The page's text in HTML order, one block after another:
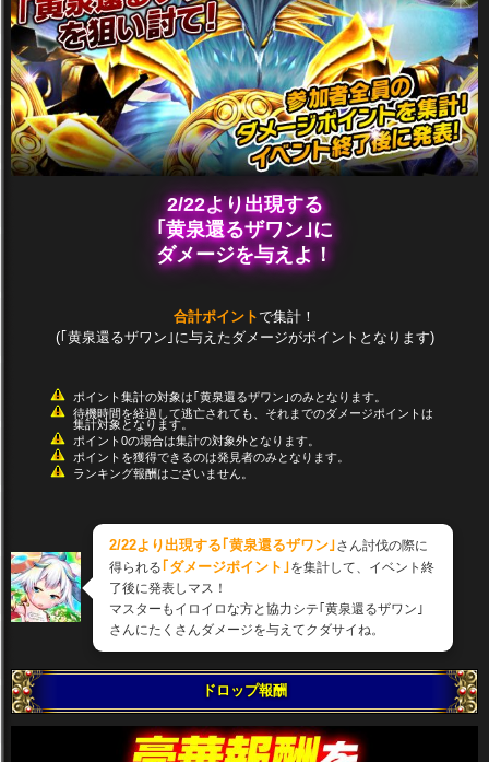
2/22より出現する
｢黄泉還るザワン｣に
ダメージを与えよ！
合計ポイントで集計！
(｢黄泉還るザワン｣に与えたダメージがポイントとなります)
ポイント集計の対象は｢黄泉還るザワン｣のみとなります。
待機時間を経過して逃亡されても、それまでのダメージポイントは
集計対象となります。
ポイント0の場合は集計の対象外となります。
ポイントを獲得できるのは発見者のみとなります。
ランキング報酬はございません。
2/22より出現する｢黄泉還るザワン｣ さん討伐の際に
得られる｢ダメージポイント｣ を集計して、イベント終
了後に発表しマス！
マスターもイロイロな方と協力シテ｢黄泉還るザワン｣
さんにたくさんダメージを与えてクダサイね。
ドロップ報酬